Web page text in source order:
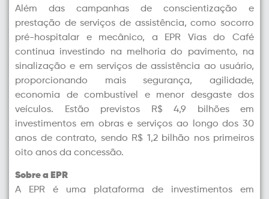
Além das campanhas de conscientização e
prestação de serviços de assistência, como socorro
pré-hospitalar e mecânico, a EPR Vias do Café
continua investindo na melhoria do pavimento, na
sinalização e em serviços de assistência ao usuário,
proporcionando mais segurança, agilidade,
economia de combustível e menor desgaste dos
veículos. Estão previstos R$ 4,9 bilhões em
investimentos em obras e serviços ao longo dos 30
anos de contrato, sendo R$ 1,2 bilhão nos primeiros
oito anos da concessão.
Sobre a EPR
A EPR é uma plataforma de investimentos em